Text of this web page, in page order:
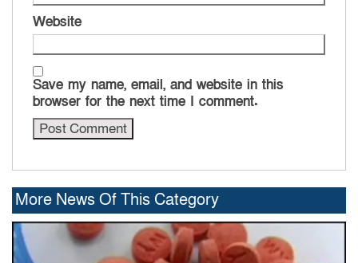
Website
Save my name, email, and website in this
browser for the next time I comment.
More News Of This Category